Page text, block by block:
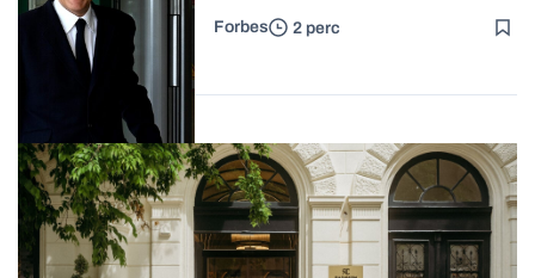
Forbes-sztori
Politika
Forbes 2 perc